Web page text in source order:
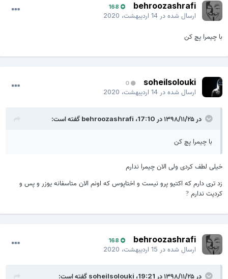
behroozashrafi
168
ارسال شده در14 اردیبهشت، 2020
با چیمرا پچ کن
soheilsolouki
0
ارسال شده در14 اردیبهشت، 2020
در ۱۳۹۸/۱۱/۲۵ در 17:10، behroozashrafiگفته است:
با چیمرا پچ کن
خیلی لطف کردی ولی الان چیمرا ندارم
زد تری دارم که اکتیو پرو نیست و اختاپوس که اونم الان متاسفانه یوزر و پس و
کردیت ندارم?
behroozashrafi
168
ارسال شده در15 اردیبهشت، 2020
در ۱۳۹۸/۱۱/۲۵ در 19:21، soheilsoloukiگفته است: